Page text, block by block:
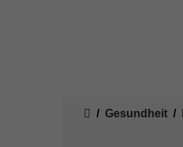
Gesundheit